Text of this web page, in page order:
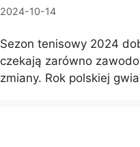
2024-10-14
Sezon tenisowy 2024
czekają zarówno
zmiany. Rok polskiej